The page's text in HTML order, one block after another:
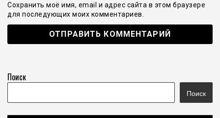
Сохранить моё имя, email и адрес сайта в этом браузере
для последующих моих комментариев.
Поиск
Поиск